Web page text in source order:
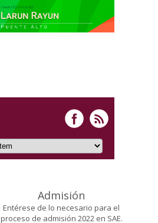
Admisión
Entérese de lo necesario para el
proceso de admisión 2022 en SAE.